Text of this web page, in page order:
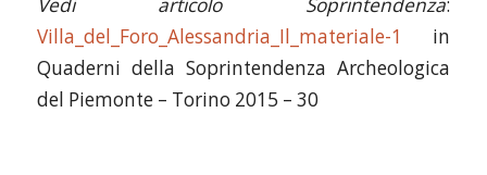
Villa_del_Foro_Alessandria_Il_materiale-1
in
Quaderni della Soprintendenza Archeologica
del Piemonte – Torino 2015 – 30